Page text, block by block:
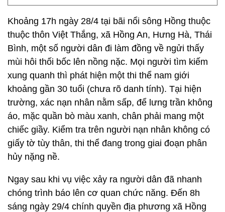
Khoảng 17h ngày 28/4 tại bãi nổi sông Hồng thuộc
thuộc thôn Việt Thắng, xã Hồng An, Hưng Hà, Thái
Bình, một số người dân đi làm đồng về ngửi thấy
mùi hôi thối bốc lên nồng nặc. Mọi người tìm kiếm
xung quanh thì phát hiện một thi thể nam giới
khoảng gần 30 tuổi (chưa rõ danh tính). Tại hiện
trường, xác nạn nhân nằm sấp, để lưng trần không
áo, mặc quần bò màu xanh, chân phải mang một
chiếc giầy. Kiểm tra trên người nạn nhân không có
giấy tờ tùy thân, thi thể đang trong giai đoạn phân
hủy nặng nề.
Ngay sau khi vụ việc xảy ra người dân đã nhanh
chóng trình báo lên cơ quan chức năng. Đến 8h
sáng ngày 29/4 chính quyền địa phương xã Hồng